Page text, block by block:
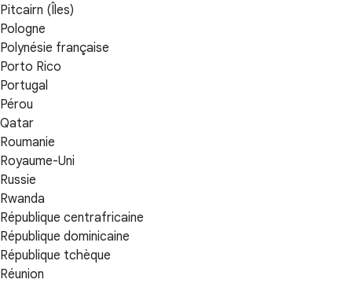
Pitcairn (Îles)
Pologne
Polynésie française
Porto Rico
Portugal
Pérou
Qatar
Roumanie
Royaume-Uni
Russie
Rwanda
République centrafricaine
République dominicaine
République tchèque
Réunion